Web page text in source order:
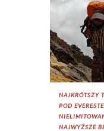
NAJKRÓTSZY
POD
NAJWYŻSZE